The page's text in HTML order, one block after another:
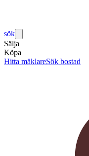
sök
Sälja
Köpa
Hitta mäklareSök bostad